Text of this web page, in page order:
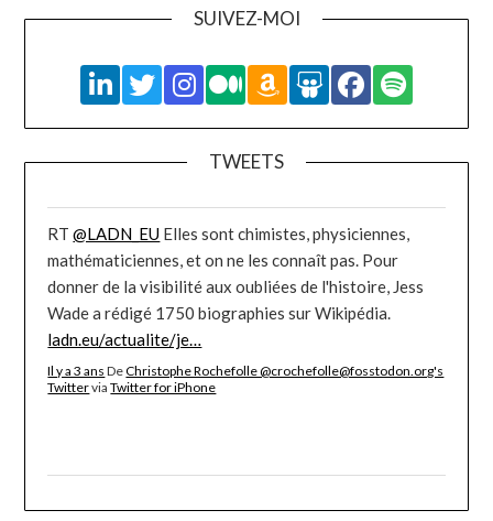
SUIVEZ-MOI
TWEETS
RT@LADN_EU Elles sont chimistes, physiciennes,
mathématiciennes, et on ne les connaît pas. Pour
donner de la visibilité aux oubliées de l'histoire, Jess
Wade a rédigé 1750 biographies sur Wikipédia.
ladn.eu/actualite/je…
Il y a 3 ans DeChristophe Rochefolle @crochefolle@fosstodon.org's
TwitterviaTwitter for iPhone